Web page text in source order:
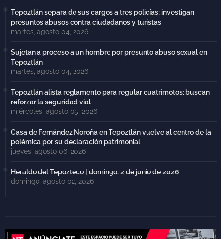
Tepoztlán separa de sus cargos a tres policías; investigan
presuntos abusos contra ciudadanos y turistas
martes, agosto 04, 2026
Sujetan a proceso a un hombre por presunto abuso sexual en
Tepoztlán
martes, agosto 04, 2026
Tepoztlán alista reglamento para regular cuatrimotos; buscan
reforzar la seguridad vial
miércoles, agosto 05, 2026
Casa de Fernández Noroña en Tepoztlán vuelve al centro de la
polémica por su declaración patrimonial
jueves, agosto 06, 2026
Heraldo del Tepozteco | domingo, 2 de junio de 2026
domingo, agosto 02, 2026